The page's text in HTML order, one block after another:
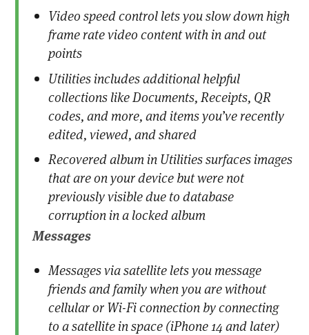
Video speed control lets you slow down high
frame rate video content with in and out
points
Utilities includes additional helpful
collections like Documents, Receipts, QR
codes, and more, and items you’ve recently
edited, viewed, and shared
Recovered album in Utilities surfaces images
that are on your device but were not
previously visible due to database
corruption in a locked album
Messages
Messages via satellite lets you message
friends and family when you are without
cellular or Wi-Fi connection by connecting
to a satellite in space (iPhone 14 and later)